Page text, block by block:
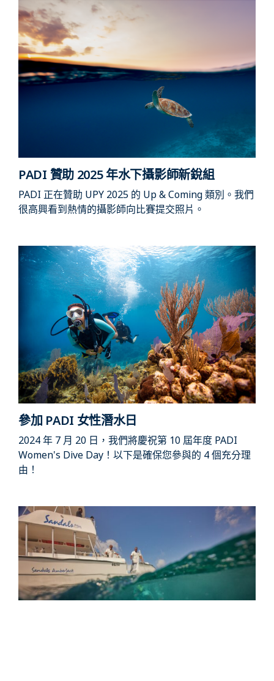
PADI 贊助 2025 年水下攝影師新銳組
PADI 正在贊助 UPY 2025 的 Up & Coming 類別。我們
很高興看到熱情的攝影師向比賽提交照片。
參加 PADI 女性潛水日
2024 年 7 月 20 日，我們將慶祝第 10 屆年度 PADI
Women's Dive Day！以下是確保您參與的 4 個充分理
由！